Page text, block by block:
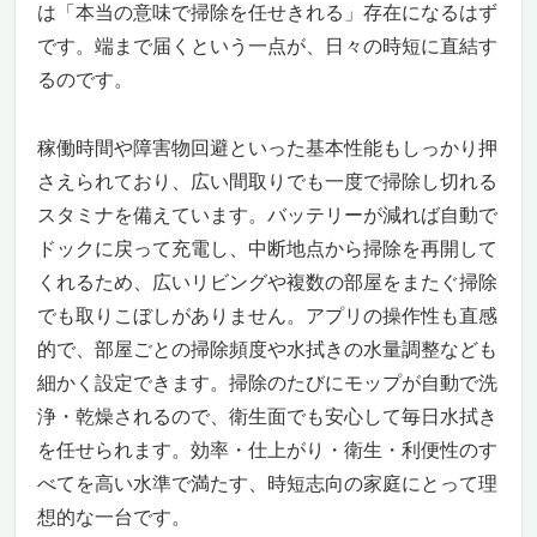
は「本当の意味で掃除を任せきれる」存在になるはず
です。端まで届くという一点が、日々の時短に直結す
るのです。
稼働時間や障害物回避といった基本性能もしっかり押
さえられており、広い間取りでも一度で掃除し切れる
スタミナを備えています。バッテリーが減れば自動で
ドックに戻って充電し、中断地点から掃除を再開して
くれるため、広いリビングや複数の部屋をまたぐ掃除
でも取りこぼしがありません。アプリの操作性も直感
的で、部屋ごとの掃除頻度や水拭きの水量調整なども
細かく設定できます。掃除のたびにモップが自動で洗
浄・乾燥されるので、衛生面でも安心して毎日水拭き
を任せられます。効率・仕上がり・衛生・利便性のす
べてを高い水準で満たす、時短志向の家庭にとって理
想的な一台です。